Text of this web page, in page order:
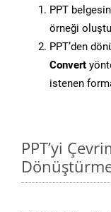
PPT
örneği
PPT’den
Convert
istenen
PPT’yi